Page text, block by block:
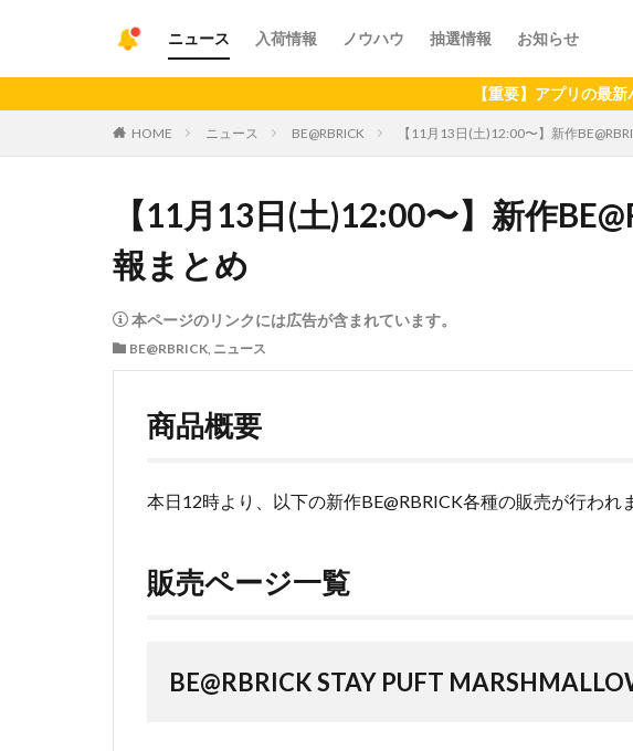
ニュース 入荷情報 ノウハウ 抽選情報 お知らせ
【重要】アプリの最新バージョンへの
HOME ニュース BE@RBRICK 【11月13日(土)12:00〜】新作
【11月13日(土)12:00〜】新作
報まとめ
本ページのリンクには広告が含まれています。
BE@RBRICK, ニュース
商品概要
本日12時より、以下の新作BE@RBRICK各種の販売が行われ
販売ページ一覧
BE@RBRICK STAY PUFT